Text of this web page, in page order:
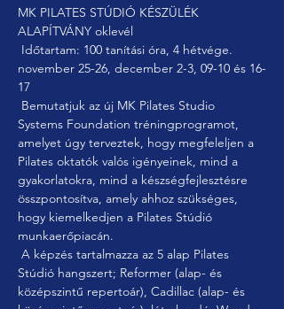
MK PILATES STÚDIÓ KÉSZÜLÉK
ALAPÍTVÁNY oklevél
november 25-26, december 2-3, 09-10 és 16-
17
Systems Foundation tréningprogramot,
amelyet úgy terveztek, hogy megfeleljen a
Pilates oktatók valós igényeinek, mind a
gyakorlatokra, mind a készségfejlesztésre
összpontosítva, amely ahhoz szükséges,
hogy kiemelkedjen a Pilates Stúdió
munkaerőpiacán.
Stúdió hangszert; Reformer (alap- és
középszintű repertoár), Cadillac (alap- és